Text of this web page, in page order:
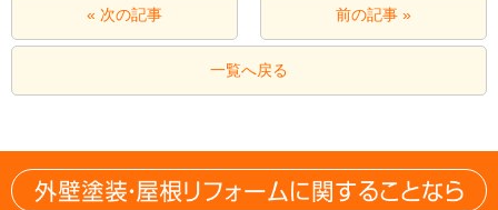
« 次の記事 前の記事 »
一覧へ戻る